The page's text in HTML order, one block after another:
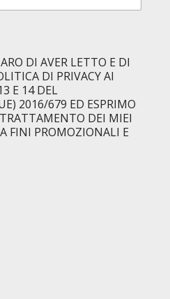
DI AVER LETTO E DI
DI PRIVACY AI
E 14 DEL
2016/679 ED ESPRIMO
DEI MIEI
FINI PROMOZIONALI E